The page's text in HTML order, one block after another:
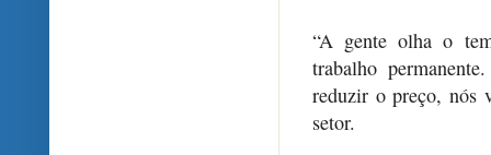
“A gente olha o
trabalho
reduzir o preço, nós
setor.